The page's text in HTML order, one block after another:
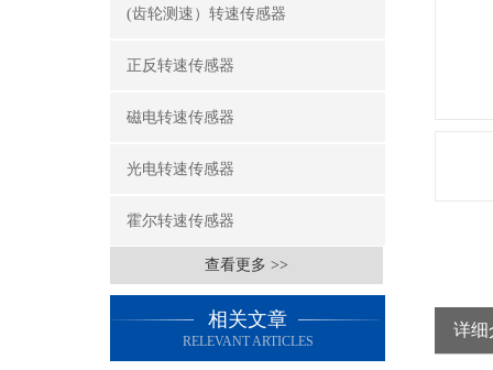
(齿轮测速）转速传感器
正反转速传感器
磁电转速传感器
光电转速传感器
霍尔转速传感器
查看更多 >>
相关文章
RELEVANT ARTICLES
详细